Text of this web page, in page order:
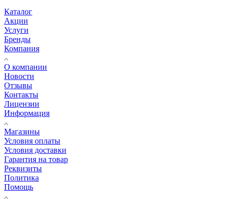
Каталог
Акции
Услуги
Бренды
Компания
О компании
Новости
Отзывы
Контакты
Лицензии
Информация
Магазины
Условия оплаты
Условия доставки
Гарантия на товар
Реквизиты
Политика
Помощь